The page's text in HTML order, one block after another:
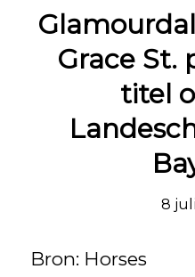
Grace St.
titel
8
Bron: Horses